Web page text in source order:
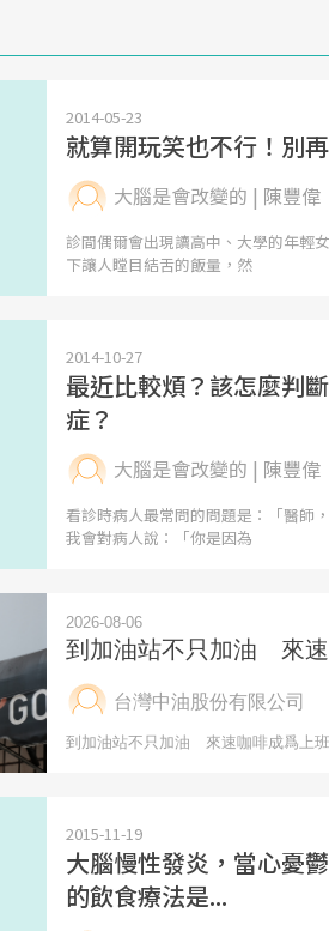
2014-05-23
就算開玩笑也不行！別
大腦是會改變的 | 陳豐偉
診間偶爾會出現讀高中、大學的年輕
下讓人瞠目結舌的飯量，然
2014-10-27
最近比較煩？該怎麼判
症？
大腦是會改變的 | 陳豐偉
看診時病人最常問的問題是：「醫師
我會對病人說：「你是因為
2015-11-19
大腦慢性發炎，當心憂
的飲食療法是...